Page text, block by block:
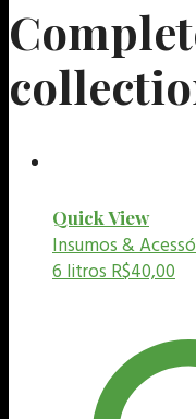
Quick View
Insumos &
6 litrosR$40,00